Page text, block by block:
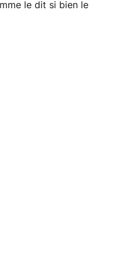
le dit si bien le